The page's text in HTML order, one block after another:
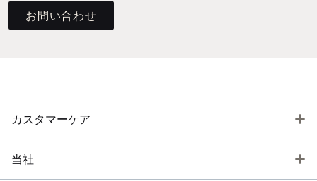
お問い合わせ
カスタマーケア
当社